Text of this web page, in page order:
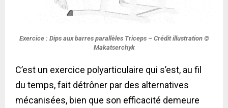
Exercice : Dips aux barres parallèles Triceps – Crédit illustration ©
Makatserchyk
C’est un exercice polyarticulaire qui s’est, au fil
du temps, fait détrôner par des alternatives
mécanisées, bien que son efficacité demeure